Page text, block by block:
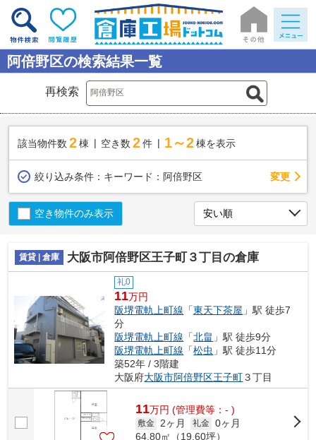
阿倍野区の検索結果一覧
再検索
該当物件数 2棟 空き数 2 件 1～2 棟を表示
絞り込み条件： キーワード：阿倍野区 変更
空き物件のみ表示
賃貸 | 倉庫 大阪市阿倍野区王子町３丁目の倉庫
礼0
11万円
阪堺電軌上町線 「東天下茶屋 」駅 徒歩7
分
阪堺電軌上町線 「北畠 」駅 徒歩9分
阪堺電軌上町線 「松虫 」駅 徒歩11分
築52年 / 3階建
大阪府大阪市阿倍野区王子町３丁目
11万円 (管理費等：- )
敷金 2ヶ月 礼金 0ヶ月
64.80㎡（19.60坪）